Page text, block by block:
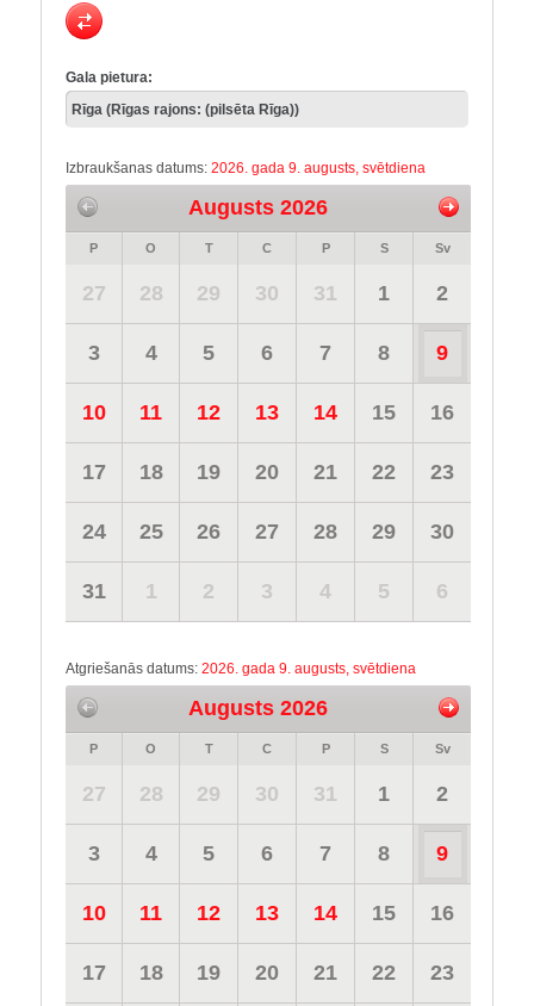
Gala pietura:
Izbraukšanas datums: 2026. gada 9. augusts, svētdiena
Augusts 2026
P O T C P S Sv
27 28 29 30 31 1 2
3 4 5 6 7 8 9
10 11 12 13 14 15 16
17 18 19 20 21 22 23
24 25 26 27 28 29 30
31 1 2 3 4 5 6
Atgriešanās datums: 2026. gada 9. augusts, svētdiena
Augusts 2026
P O T C P S Sv
27 28 29 30 31 1 2
3 4 5 6 7 8 9
10 11 12 13 14 15 16
17 18 19 20 21 22 23